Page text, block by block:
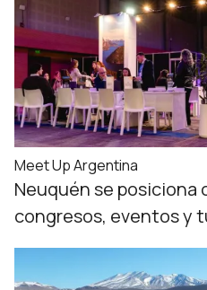
Meet Up Argentina
Neuquén se posiciona
congresos, eventos y